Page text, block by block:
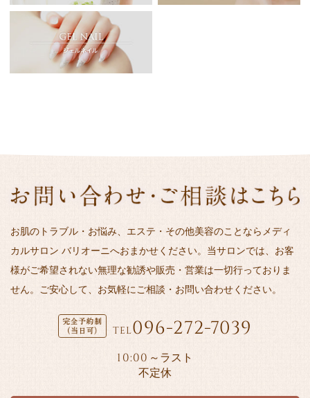
お肌のトラブル・お悩み、エステ・その他美容のことならメディ
カルサロン バリオーニへおまかせください。当サロンでは、お客
様がご希望されない無理な勧誘や販売・営業は一切行っておりま
せん。ご安心して、お気軽にご相談・お問い合わせください。
TEL096-272-7039
10:00 ～ラスト
不定休